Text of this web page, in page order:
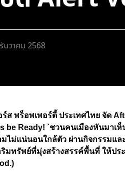
นวาคม 2568
ร์ส พร็อพเพอร์ตี้ ประเทศไทย จัด
be Ready! `ชวนคนเมืองหันมาเ
มไม่แน่นอนใกล้ตัว ผ่านกิจกรรมแ
ริมทรัพย์ที่มุ่งสร้างสรรค์พื้นที่ ให้ป